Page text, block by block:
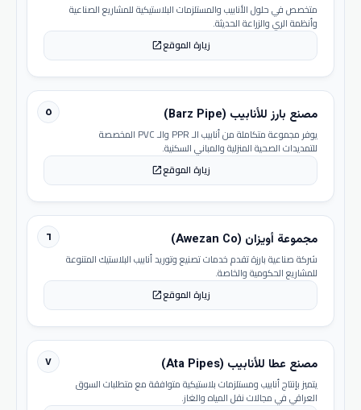
متخصص في حلول الأنابيب والمستلزمات البلاستيكية للمشاريع الصناعية
وأنظمة الري والزراعة الحديثة.
زيارة الموقعopen_in_new
٥ مصنع بارز للأنابيب (Barz Pipe)
يوفر مجموعة متكاملة من أنابيب الـ PPR والـ PVC المخصصة
للتمديدات الصحية المنزلية والمباني السكنية.
زيارة الموقعopen_in_new
٦ مجموعة أويزان (Awezan Co)
شركة صناعية بارزة تقدم خدمات تصنيع وتوريد أنابيب البلاستيك المتنوعة
للمشاريع الحكومية والخاصة.
زيارة الموقعopen_in_new
٧ مصنع عطا للأنابيب (Ata Pipes)
يتميز بإنتاج أنابيب ومستلزمات بلاستيكية متوافقة مع متطلبات السوق
العراقي في مجالات نقل المياه والغاز.